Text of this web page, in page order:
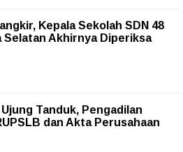
Kepala Sekolah SDN 48
Selatan Akhirnya Diperiksa
Ujung Tanduk, Pengadilan
dan Akta Perusahaan